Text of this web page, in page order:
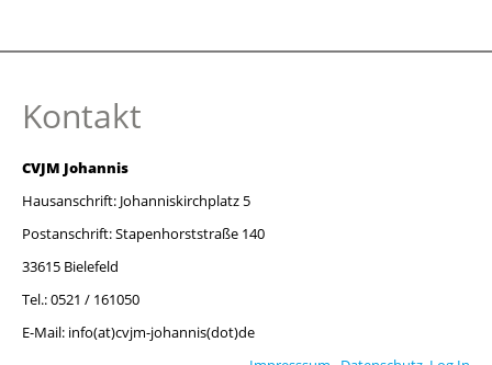
Kontakt
CVJM Johannis
Hausanschrift: Johanniskirchplatz 5
Postanschrift: Stapenhorststraße 140
33615 Bielefeld
Tel.: 0521 / 161050
E-Mail: info(at)cvjm-johannis(dot)de